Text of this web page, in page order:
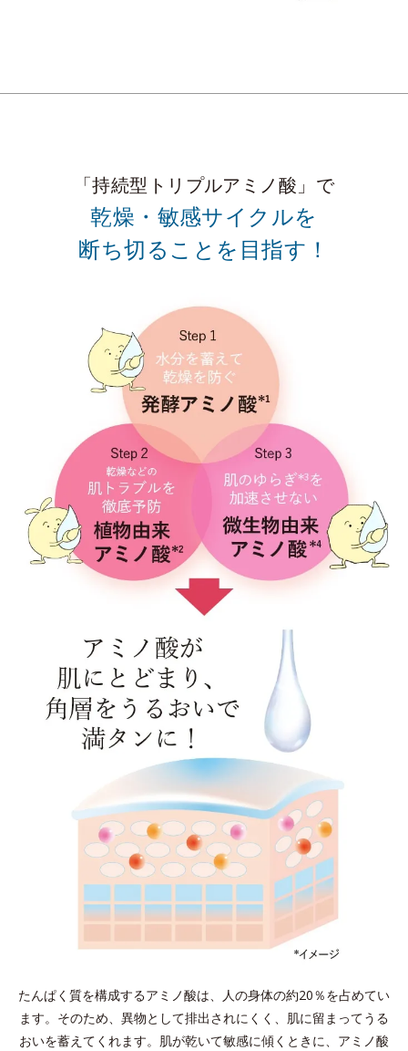
「持続型トリプルアミノ酸」で
乾燥・敏感サイクルを
断ち切ることを目指す！
たんぱく質を構成するアミノ酸は、人の身体の約20％を占めてい
ます。 そのため、異物として排出されにくく、肌に留まってうる
おいを蓄えてくれます。 肌が乾いて敏感に傾くときに、アミノ酸